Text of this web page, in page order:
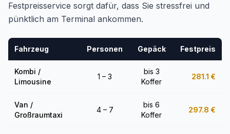
Festpreisservice sorgt dafür, dass Sie stressfrei und
pünktlich am Terminal ankommen.
Fahrzeug Personen Gepäck Festpreis
Kombi /
Limousine
1 – 3
bis 3
Koffer
281.1 €
Van /
Großraumtaxi
4 – 7
bis 6
Koffer
297.8 €